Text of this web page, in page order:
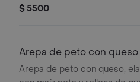
para disfrutar en cualquier
$ 5500
Arepa de peto con queso
Arepa de peto con queso,